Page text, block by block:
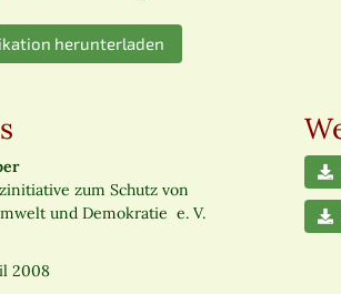
herunterladen
zum Schutz von
und Demokratie e. V.
2008